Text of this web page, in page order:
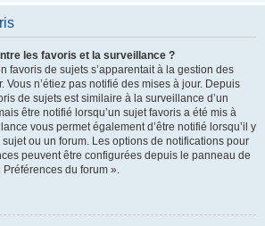
les favoris et la surveillance ?
favoris de sujets s’apparentait à la gestion des
Vous n’étiez pas notifié des mises à jour. Depuis
de sujets est similaire à la surveillance d’un
être notifié lorsqu’un sujet favoris a été mis à
vous permet également d’être notifié lorsqu’il y
ou un forum. Les options de notifications pour
peuvent être configurées depuis le panneau de
Préférences du forum ».